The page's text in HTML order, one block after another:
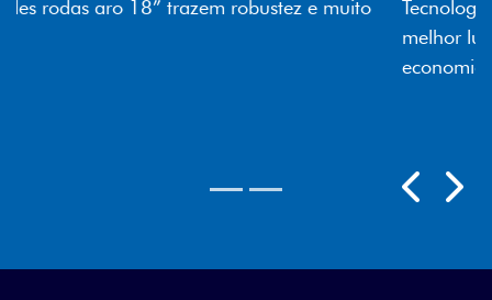
Tecnologia dos faróis totalmente em LED garante
melhor luminosidade, maior durabilidade e mais
Rodas aro 18"